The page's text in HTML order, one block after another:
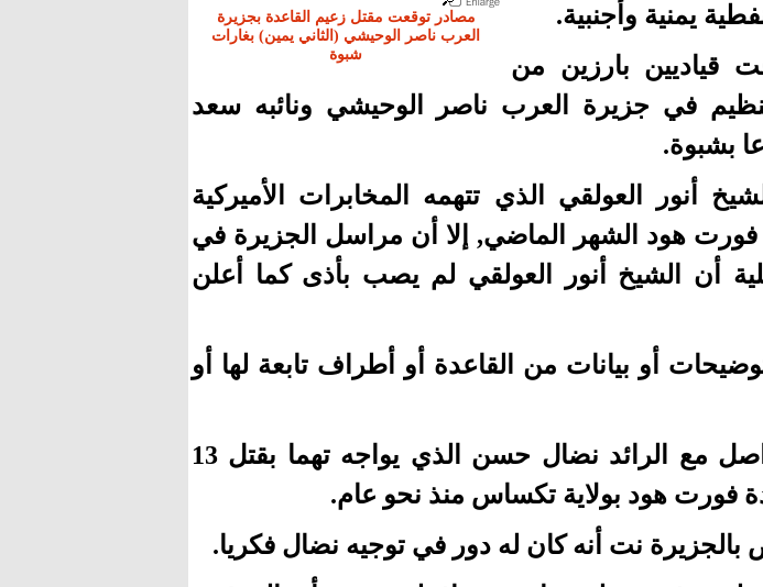
مصادر توقعت مقتل زعيم القاعدة بجزيرة
العرب ناصر الوحيشي (الثاني يمين) بغارات
شبوة
يمنية وأجنبية.
قياديين بارزين من
في جزيرة العرب ناصر الوحيشي ونائبه سعد
بشبوة.
أنور العولقي الذي تتهمه المخابرات الأميركية
فورت هود الشهر الماضي, إلا أن مراسل الجزيرة في
أن الشيخ أنور العولقي لم يصب بأذى كما أعلن
أو بيانات من القاعدة أو أطراف تابعة لها أو
وكان العولقي قد أقر بالتواصل مع الرائد نضال حسن الذي يواجه تهما بقتل 13
فورت هود بولاية تكساس منذ نحو عام.
نت أنه كان له دور في توجيه نضال فكريا.